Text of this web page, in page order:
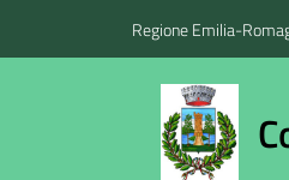
Regione Emilia-